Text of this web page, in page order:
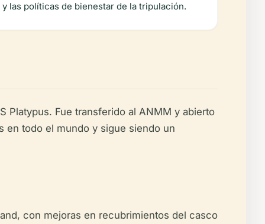
las políticas de bienestar de la tripulación.
Platypus. Fue transferido al ANMM y abierto
en todo el mundo y sigue siendo un
con mejoras en recubrimientos del casco